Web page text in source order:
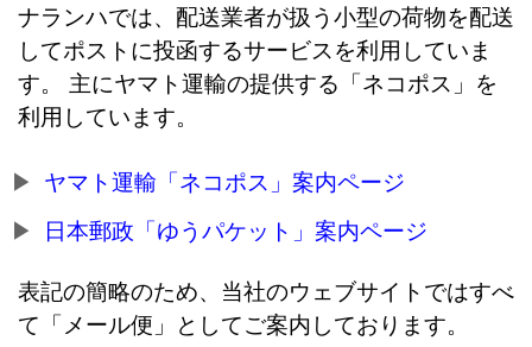
ナランハでは、配送業者が扱う小型の荷物を配送
してポストに投函するサービスを利用していま
す。 主にヤマト運輸の提供する「ネコポス」を
利用しています。
ヤマト運輸「ネコポス」案内ページ
日本郵政「ゆうパケット」案内ページ
表記の簡略のため、当社のウェブサイトではすべ
て「メール便」としてご案内しております。